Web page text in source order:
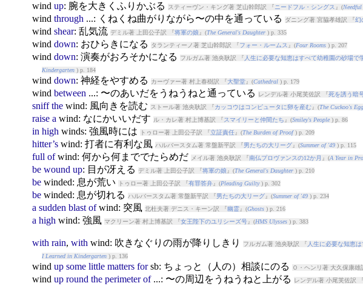
wind up: 腕を大きくふりかぶる スティーヴン・キング著 芝山幹郎訳 『 ニードフル・シングス 』(
wind through...: くねくね曲がりながら〜の中を通っている ダニング著 宮脇孝雄訳 『幻
wind shear: 乱気流 デミル著 上田公子訳 『将軍の娘 』(The General's Daughter) p. 335
wind down: おひらきになる タランティーノ著 芝山幹郎訳 『 フォー・ルームス 』(Four Rooms) p. 207
wind down: 演奏がおろそかになる フルガム著 池央耿訳 『 人生に必要な知恵はすべて幼稚園の砂場で
Kindergarten) p. 184
wind down: 神経をやすめる カーヴァー著 村上春樹訳 『 大聖堂』(Cathedral) p. 179
wind between...: 〜のあいだをうねうねと通っている レンデル著 小尾芙佐訳 『死を誘う暗
sniff the wind: 風向きを読む ストール著 池央耿訳 『 カッコウはコンピュータに卵を産む』(The Cuckoo's Egg
raise a wind: なにかいいだす ル・カレ著 村上博基訳 『 スマイリーと仲間たち 』(Smiley's People) p. 86
in high winds: 強風時には トゥロー著 上田公子訳 『 立証責任』(The Burden of Proof) p. 209
hitter’s wind: 打者に有利な風 ハルバースタム著 常盤新平訳 『 男たちの大リーグ』(Summer of '49) p. 115
full of wind: 何から何まででたらめだ メイル著 池央耿訳 『南仏プロヴァンスの12か月 』(A Year in
be wound up: 目が冴える デミル著 上田公子訳 『将軍の娘 』(The General's Daughter) p. 210
be winded: 息が荒い トゥロー著 上田公子訳 『有罪答弁』(Pleading Guilty) p. 302
be winded: 息が切れる ハルバースタム著 常盤新平訳 『 男たちの大リーグ』(Summer of '49) p. 234
a sudden blast of wind: 突風 北杜夫著 デニス・キーン訳 『 幽霊』(Ghosts) p. 216
a high wind: 強風 マクリーン著 村上博基訳 『女王陛下のユリシーズ号』(HMS Ulysses) p. 383
with rain, with wind: 吹きなぐりの雨が降りしきり フルガム著 池央耿訳 『 人生に必要な知恵
I Learned in Kindergarten) p. 136
wind up some little matters forsb: ちょっと（人の）相談にのる Ｏ・ヘンリ著 大久保康雄
wind up round the perimeter of...: 〜の周辺をうねうねと上がる レンデル著 小尾芙佐訳 『